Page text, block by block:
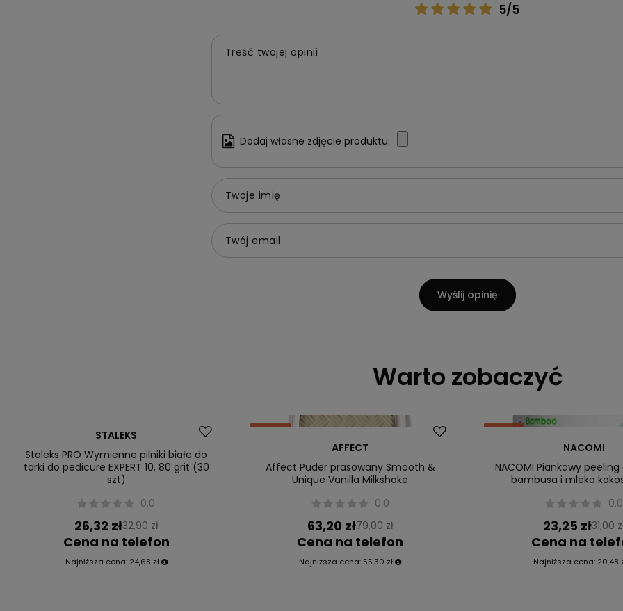
5/5
Treść twojej opinii
Dodaj własne zdjęcie produktu:
Twoje imię
Twój email
Wyślij opinię
Warto zobaczyć
STALEKS
Staleks PRO Wymienne pilniki białe do
tarki do pedicure EXPERT 10, 80 grit (30
szt)
0.0
26,32 zł32,90 zł
Cena na telefon
Najniższa cena: 24,68 zł
Okazja
AFFECT
Affect Puder prasowany Smooth &
Unique Vanilla Milkshake
0.0
63,20 zł79,00 zł
Cena na telefon
Najniższa cena: 55,30 zł
Okazja
NACOMI
NACOMI Piankowy
bambusa i mleka
0.0
23,25 zł31,00
Cena na
Najniższa cena: 20,48